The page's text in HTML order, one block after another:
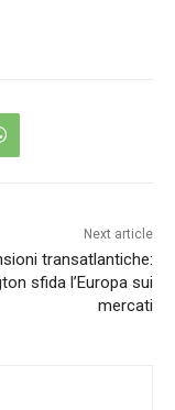
Next article
transatlantiche:
sfida l’Europa sui
mercati